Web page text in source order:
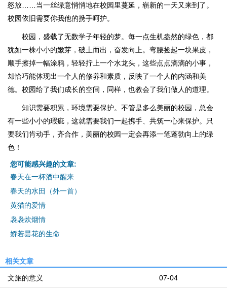
怒放……当一丝绿意悄悄地在校园里蔓延，崭新的一天又来到了。
校园依旧需要你我他的携手呵护。
校园，盛载了无数学子年轻的梦。每一点生机盎然的绿色，都
犹如一株小小的嫩芽，破土而出，奋发向上。弯腰捡起一块果皮，
顺手擦掉一幅涂鸦，轻轻拧上一个水龙头，这些点点滴滴的小事，
却恰巧能体现出一个人的修养和素质，反映了一个人的内涵和美
德。校园给了我们成长的空间，同样，也教会了我们做人的道理。
知识需要积累，环境需要保护。不管是多么美丽的校园，总会
有一些小小的瑕疵，这就需要我们一起携手、共筑一心来保护。只
要我们肯动手，齐合作，美丽的校园一定会再添一笔蓬勃向上的绿
色！
您可能感兴趣的文章:
春天在一杯酒中醒来
春天的水田（外一首）
黄猫的爱情
袅袅炊烟情
娇若昙花的生命
相关文章
07-04
文旅的意义